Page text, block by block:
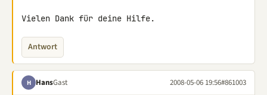
Vielen Dank für deine Hilfe.
Antwort
H HansGast 2008-05-06 19:56#861003